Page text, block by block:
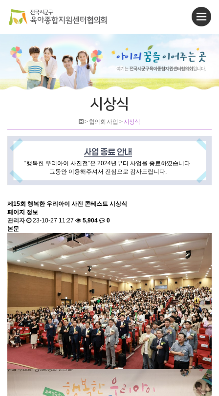
시상식
> 협의회 사업 >시상식
사업 종료 안내
“행복한 우리아이 사진전”은 2024년부터 사업을 종료하였습니다.
그동안 이용해주셔서 진심으로 감사드립니다.
제15회 행복한 우리아이 사진 콘테스트 시상식
페이지 정보
관리자
23-10-27 11:27 5,904
0
본문